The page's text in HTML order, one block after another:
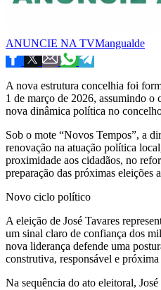
ANUNCIE NA TVMangualde
A nova estrutura concelhia foi
1 de março de 2026, assumindo
nova dinâmica política no
Sob o mote “Novos Tempos”, a
renovação na atuação política
proximidade aos cidadãos, no
preparação das próximas eleições
Novo ciclo político
A eleição de José Tavares
um sinal claro de confiança dos
nova liderança defende uma
construtiva, responsável e
Na sequência do ato eleitoral,